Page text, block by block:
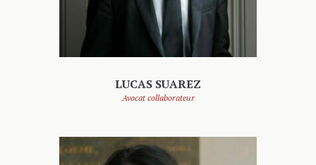
LUCAS SUAREZ
Avocat collaborateur